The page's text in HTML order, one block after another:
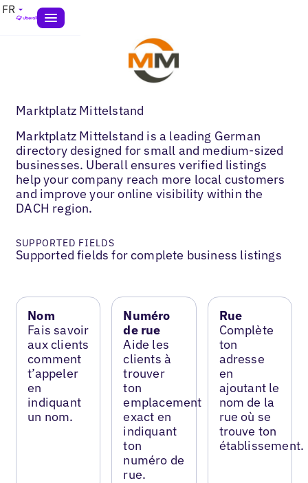
FR
Marktplatz Mittelstand
Marktplatz Mittelstand is a leading German
directory designed for small and medium-sized
businesses. Uberall ensures verified listings
help your company reach more local customers
and improve your online visibility within the
DACH region.
SUPPORTED FIELDS
Supported fields for complete business listings
Nom
Fais savoir
aux clients
comment
t’appeler
en
indiquant
un nom.
Numéro
de rue
Aide les
clients à
trouver
ton
emplacement
exact en
indiquant
ton
numéro de
rue.
Rue
Complète
ton
adresse
en
ajoutant le
nom de la
rue où se
trouve ton
établissement.